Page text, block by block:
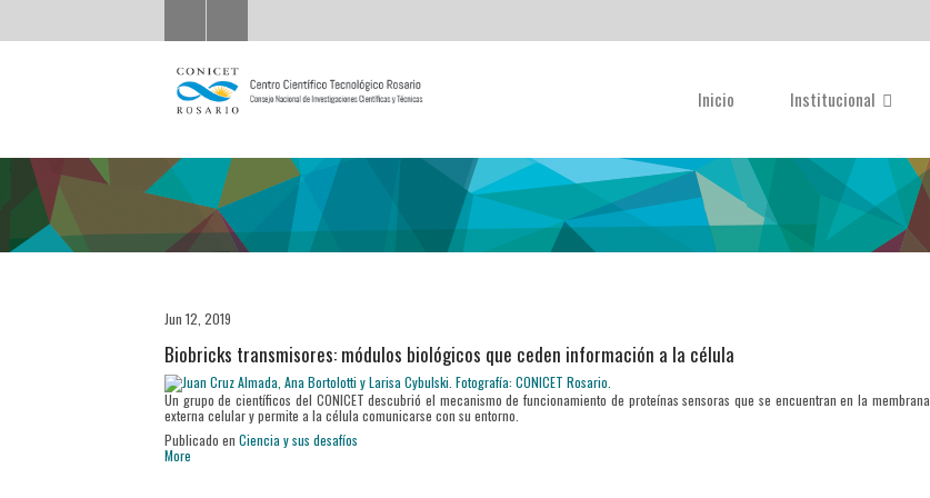
Inicio Institucional
Jun 12, 2019
Biobricks transmisores: módulos biológicos que ceden información a la célula
Un grupo de científicos del CONICET descubrió el mecanismo de funcionamiento de proteínas sensoras que se encuentran en la membrana
externa celular y permite a la célula comunicarse con su entorno.
Publicado en Ciencia y sus desafíos
More